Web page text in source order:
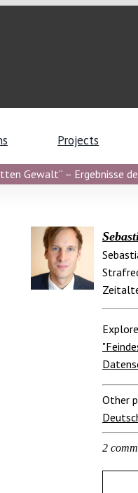
Projects
Gewalt“ – Ergebnisse
Other
2